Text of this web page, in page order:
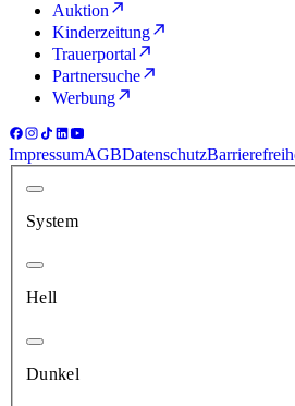
Auktion
Kinderzeitung
Trauerportal
Partnersuche
Werbung
ImpressumAGBDatenschutz
System
Hell
Dunkel